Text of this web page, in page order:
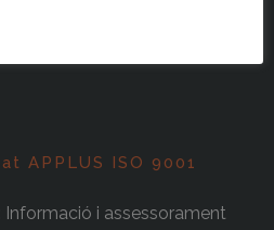
APPLUS ISO 9001
i assessorament